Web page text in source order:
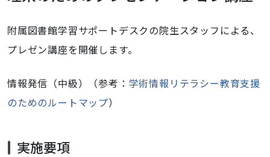
附属図書館学習サポートデスクの院生スタッフによる、
プレゼン講座を開催します。
情報発信（中級） （参考： 学術情報リテラシー教育支援
のためのルートマップ）
実施要項